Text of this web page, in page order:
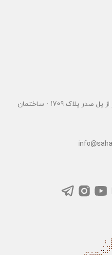
نشانی: خیابان شریعتی بالاتر از پل صدر پلاک 1709 - ساختمان